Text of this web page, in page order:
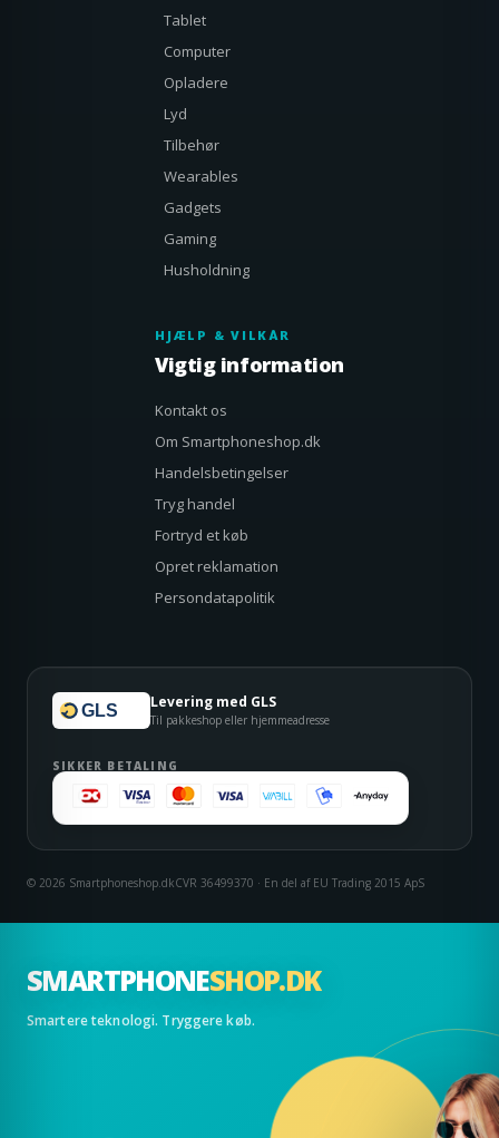
SMARTPHONESHOP.DK
Smartere teknologi. Tryggere køb.
Tablet
Computer
Opladere
Lyd
Tilbehør
Wearables
Gadgets
Gaming
Husholdning
HJÆLP & VILKÅR
Vigtig information
Kontakt os
Om Smartphoneshop.dk
Handelsbetingelser
Tryg handel
Fortryd et køb
Opret reklamation
Persondatapolitik
GLS Levering med GLS
Til pakkeshop eller hjemmeadresse
SIKKER BETALING
© 2026 Smartphoneshop.dkCVR 36499370 · En del af EU Trading 2015 ApS